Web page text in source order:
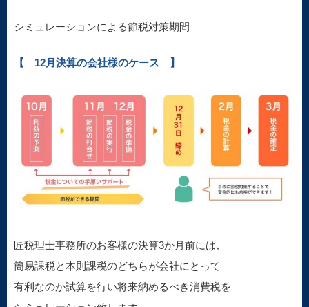
シミュレーションによる節税対策期間
【 12月決算の会社様のケース 】
匠税理士事務所のお客様の決算3か月前には､
簡易課税と本則課税のどちらが会社にとって
有利なのか試算を行い将来納めるべき消費税を